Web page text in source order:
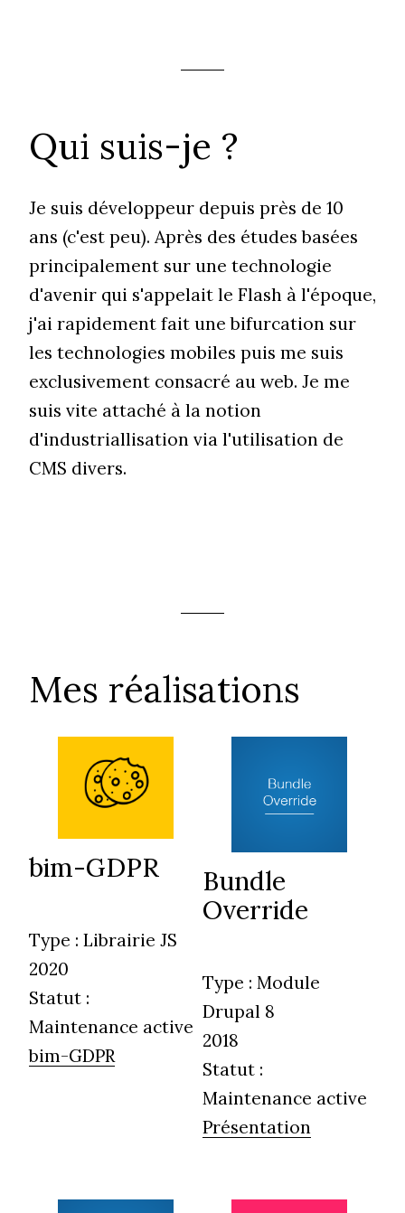
Qui suis-je ?
Je suis développeur depuis près de 10
ans (c'est peu). Après des études basées
principalement sur une technologie
d'avenir qui s'appelait le Flash à l'époque,
j'ai rapidement fait une bifurcation sur
les technologies mobiles puis me suis
exclusivement consacré au web. Je me
suis vite attaché à la notion
d'industriallisation via l'utilisation de
CMS divers.
Mes réalisations
bim-GDPR
Type : Librairie JS
2020
Statut :
Maintenance active
bim-GDPR
Bundle
Override
Type : Module
Drupal 8
2018
Statut :
Maintenance active
Présentation